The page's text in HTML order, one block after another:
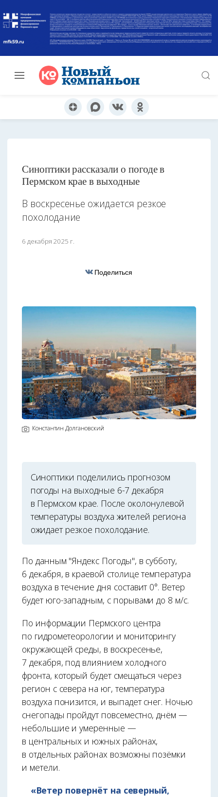
Синоптики рассказали о погоде в
Пермском крае в выходные
В воскресенье ожидается резкое
похолодание
6 декабря 2025 г.
Поделиться
Константин Долгановский
Синоптики поделились прогнозом
погоды на выходные 6-7 декабря
в Пермском крае. После околонулевой
температуры воздуха жителей региона
ожидает резкое похолодание.
По данным "Яндекс Погоды", в субботу,
6 декабря, в краевой столице температура
воздуха в течение дня составит 0°. Ветер
будет юго-западным, с порывами до 8 м/с.
По информации Пермского центра
по гидрометеорологии и мониторингу
окружающей среды, в воскресенье,
7 декабря, под влиянием холодного
фронта, который будет смещаться через
регион с севера на юг, температура
воздуха понизится, и выпадет снег. Ночью
снегопады пройдут повсеместно, днём —
небольшие и умеренные —
в центральных и южных районах,
в отдельных районах возможны позёмки
и метели.
«Ветер повернёт на северный,